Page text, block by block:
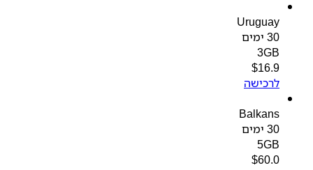
Uruguay
3GB
$16.9
לרכישה
Balkans
5GB
$60.0